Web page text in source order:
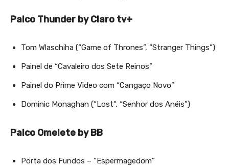
Palco Thunder by Claro tv+
Tom Wlaschiha (“Game of Thrones”, “Stranger Things”)
Painel de “Cavaleiro dos Sete Reinos”
Painel do Prime Video com “Cangaço Novo”
Dominic Monaghan (“Lost“, “Senhor dos Anéis”)
Palco Omelete by BB
Porta dos Fundos – “Espermagedom”